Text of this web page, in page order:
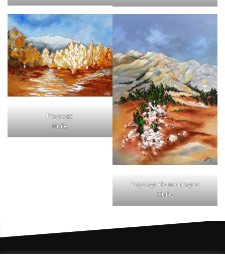
Paysage
Huile
Paysage de montagne
Huile